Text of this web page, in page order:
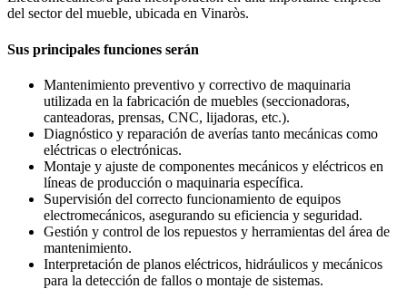
del sector del mueble, ubicada en Vinaròs.
Sus principales funciones serán
Mantenimiento preventivo y correctivo de maquinaria
utilizada en la fabricación de muebles (seccionadoras,
canteadoras, prensas, CNC, lijadoras, etc.).
Diagnóstico y reparación de averías tanto mecánicas como
eléctricas o electrónicas.
Montaje y ajuste de componentes mecánicos y eléctricos en
líneas de producción o maquinaria específica.
Supervisión del correcto funcionamiento de equipos
electromecánicos, asegurando su eficiencia y seguridad.
Gestión y control de los repuestos y herramientas del área de
mantenimiento.
Interpretación de planos eléctricos, hidráulicos y mecánicos
para la detección de fallos o montaje de sistemas.